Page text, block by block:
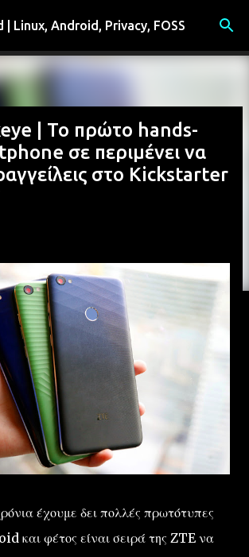
στο κύριο περιεχόμενο
| Linux, Android, Privacy, FOSS
| Το πρώτο hands-
σε περιμένει να
στο Kickstarter
έχουμε δει πολλές πρωτότυπες
και φέτος είναι σειρά της ZTE να